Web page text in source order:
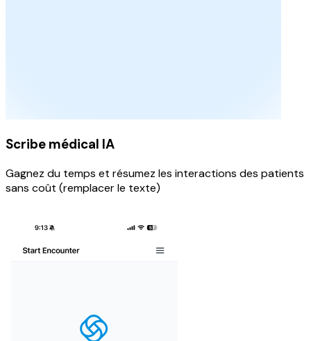
Scribe médical IA
Gagnez du temps et résumez les interactions des patients
sans coût (remplacer le texte)